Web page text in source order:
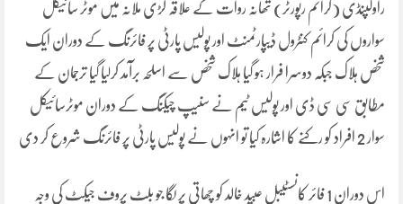
راولپنڈی (کرائم رپورٹر) تھانہ روات کے علاقہ لڑی ملانہ میں موٹر سائیکل
سواروں کی کرائم کنٹرول ڈیپارٹمنٹ اور پولیس پارٹی پر فائرنگ کے دوران ایک
شخص ہلاک جبکہ دوسرا فرار ہو گیا ہلاک شخص سے اسلحہ برآمد کرلیا گیا ترجمان کے
مطابق سی سی ڈی اور پولیس ٹیم نے سنیپ چیکنگ کے دوران موٹرسائیکل
سوار 2 افراد کو رکنے کا اشارہ کیا تو انہوں نے پولیس پارٹی پر فائرنگ شروع کر دی
اس دوران 1 فائر کانسٹیبل عبید خالد کو چھاتی پر لگا جو بلٹ پروف جیکٹ کی وجہ